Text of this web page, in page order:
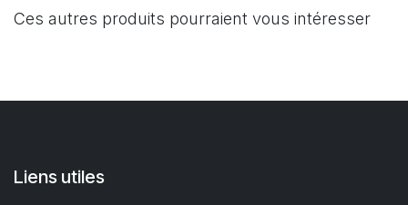
Ces autres produits pourraient vous intéresser
Liens utiles